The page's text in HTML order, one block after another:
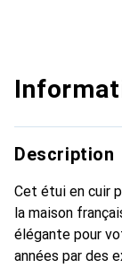
Description
Cet étui en cuir
la maison
élégante pour
années par des